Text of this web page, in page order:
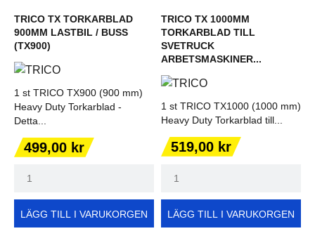
TRICO TX TORKARBLAD
900MM LASTBIL / BUSS
(TX900)
1 st TRICO TX900 (900 mm)
Heavy Duty Torkarblad -
Detta...
Pris
499,00 kr
LÄGG TILL I VARUKORGEN
TRICO TX 1000MM
TORKARBLAD TILL
SVETRUCK
ARBETSMASKINER...
1 st TRICO TX1000 (1000 mm)
Heavy Duty Torkarblad till...
Pris
519,00 kr
LÄGG TILL I VARUKORGEN